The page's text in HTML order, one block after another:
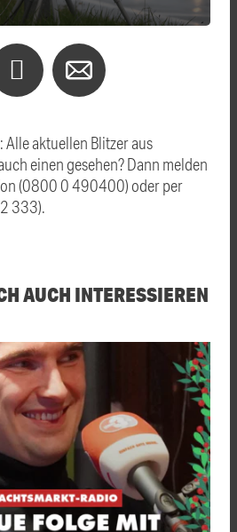
aktuellen Blitzer aus
einen gesehen? Dann melden
(0800 0 490400) oder per
333).
AUCH INTERESSIEREN